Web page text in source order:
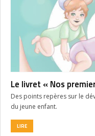
Le livret « Nos
Des points repères sur le
du jeune enfant.
LIRE